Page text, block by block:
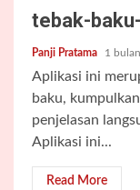
tebak-
Panji Pratama 1
Aplikasi ini
baku,
penjelasan
Aplikasi ini...
Read More